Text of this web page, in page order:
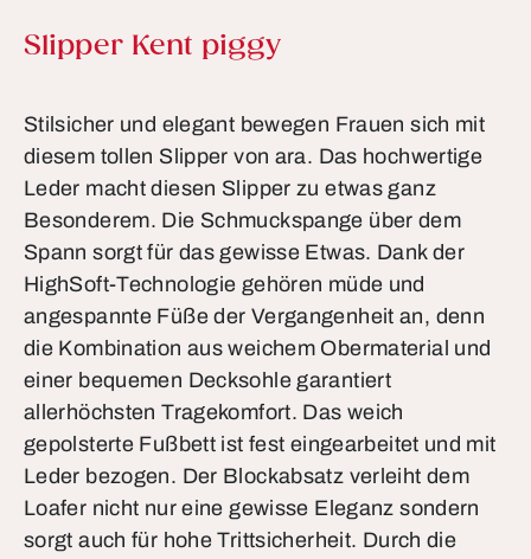
Produktinformationen
Slipper Kent piggy
Stilsicher und elegant bewegen Frauen sich mit
diesem tollen Slipper von ara. Das hochwertige
Leder macht diesen Slipper zu etwas ganz
Besonderem. Die Schmuckspange über dem
Spann sorgt für das gewisse Etwas. Dank der
HighSoft-Technologie gehören müde und
angespannte Füße der Vergangenheit an, denn
die Kombination aus weichem Obermaterial und
einer bequemen Decksohle garantiert
allerhöchsten Tragekomfort. Das weich
gepolsterte Fußbett ist fest eingearbeitet und mit
Leder bezogen. Der Blockabsatz verleiht dem
Loafer nicht nur eine gewisse Eleganz sondern
sorgt auch für hohe Trittsicherheit. Durch die